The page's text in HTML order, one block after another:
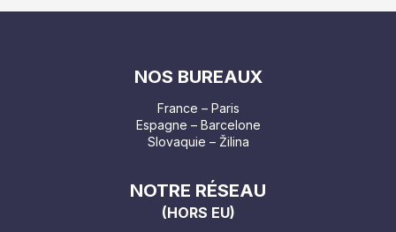
NOS BUREAUX
France – Paris
Espagne – Barcelone
Slovaquie – Žilina
NOTRE RÉSEAU
(HORS EU)